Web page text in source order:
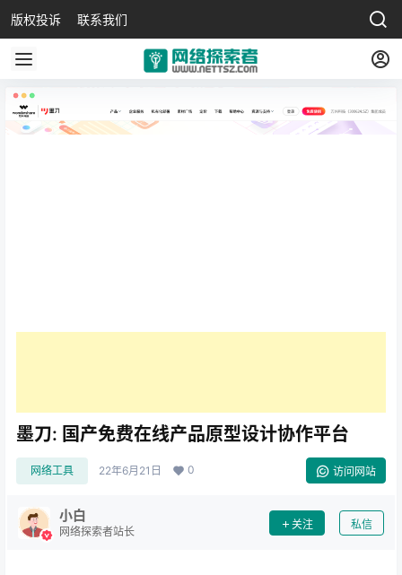
版权投诉 联系我们
墨刀: 国产免费在线产品原型设计协作平台
网络工具 22年6月21日 0 访问网站
小白
网络探索者站长
关注 私信